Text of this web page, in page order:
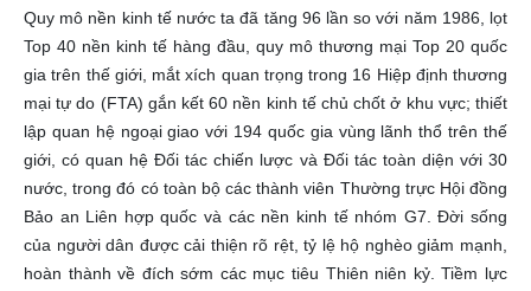
Quy mô nền kinh tế nước ta đã tăng 96 lần so với năm 1986, lọt
Top 40 nền kinh tế hàng đầu, quy mô thương mại Top 20 quốc
gia trên thế giới, mắt xích quan trọng trong 16 Hiệp định thương
mại tự do (FTA) gắn kết 60 nền kinh tế chủ chốt ở khu vực; thiết
lập quan hệ ngoại giao với 194 quốc gia vùng lãnh thổ trên thế
giới, có quan hệ Đối tác chiến lược và Đối tác toàn diện với 30
nước, trong đó có toàn bộ các thành viên Thường trực Hội đồng
Bảo an Liên hợp quốc và các nền kinh tế nhóm G7. Đời sống
của người dân được cải thiện rõ rệt, tỷ lệ hộ nghèo giảm mạnh,
hoàn thành về đích sớm các mục tiêu Thiên niên kỷ. Tiềm lực